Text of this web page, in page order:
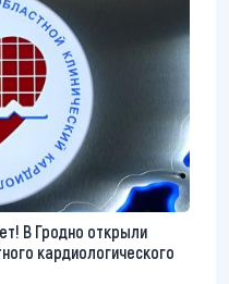
В Гродно открыли
кардиологического